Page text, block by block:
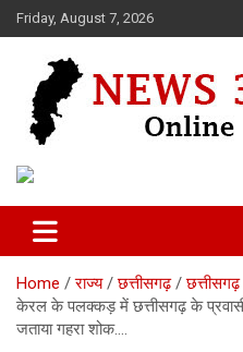
Skip
to
Friday, August 7, 2026
News 36
Home राज्य छत्तीसगढ़
केरल के पलक्कड़ में छत्तीसगढ़ के
जताया गहरा शोक….